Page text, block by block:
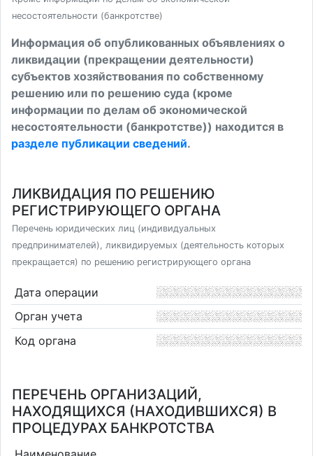
несостоятельности (банкротстве)
Информация об опубликованных объявлениях о
ликвидации (прекращении деятельности)
субъектов хозяйствования по собственному
решению или по решению суда (кроме
информации по делам об экономической
несостоятельности (банкротстве)) находится в
разделе публикации сведений.
ЛИКВИДАЦИЯ ПО РЕШЕНИЮ
РЕГИСТРИРУЮЩЕГО ОРГАНА
Перечень юридических лиц (индивидуальных
предпринимателей), ликвидируемых (деятельность которых
прекращается) по решению регистрирующего органа
Дата операции
Орган учета
Код органа
ПЕРЕЧЕНЬ ОРГАНИЗАЦИЙ,
НАХОДЯЩИХСЯ (НАХОДИВШИХСЯ) В
ПРОЦЕДУРАХ БАНКРОТСТВА